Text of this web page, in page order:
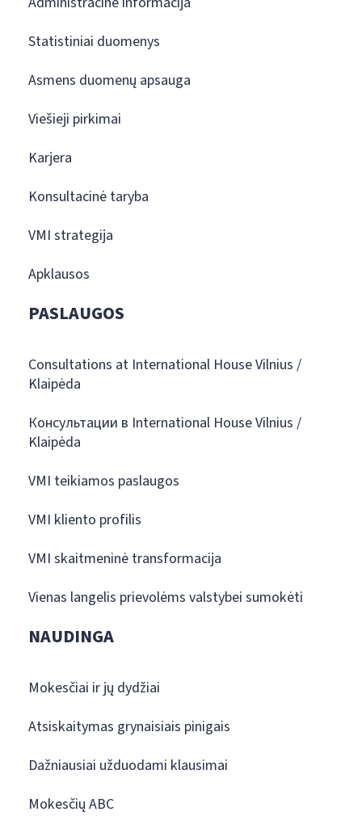
Statistiniai duomenys
Asmens duomenų apsauga
Viešieji pirkimai
Karjera
Konsultacinė taryba
VMI strategija
Apklausos
PASLAUGOS
Consultations at International House Vilnius /
Klaipėda
Консультации в International House Vilnius /
Klaipėda
VMI teikiamos paslaugos
VMI kliento profilis
VMI skaitmeninė transformacija
Vienas langelis prievolėms valstybei sumokėti
NAUDINGA
Mokesčiai ir jų dydžiai
Atsiskaitymas grynaisiais pinigais
Dažniausiai užduodami klausimai
Mokesčių ABC